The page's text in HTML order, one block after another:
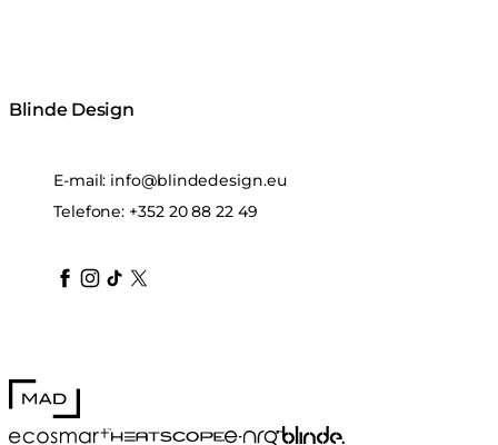
Blinde Design
E-mail: info@blindedesign.eu
Telefone: +352 20 88 22 49
blindedesign
blindedesign
blindedesign
blinde-design
blindedesign
MAD Design
EcoSmart Fire e-NRG Bioethanol
Blinde Design